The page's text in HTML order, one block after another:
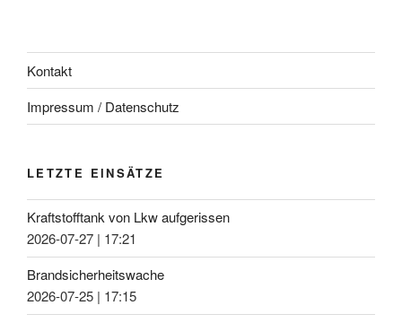
Kontakt
Impressum / Datenschutz
LETZTE EINSÄTZE
Kraftstofftank von Lkw aufgerissen
2026-07-27 | 17:21
Brandsicherheitswache
2026-07-25 | 17:15